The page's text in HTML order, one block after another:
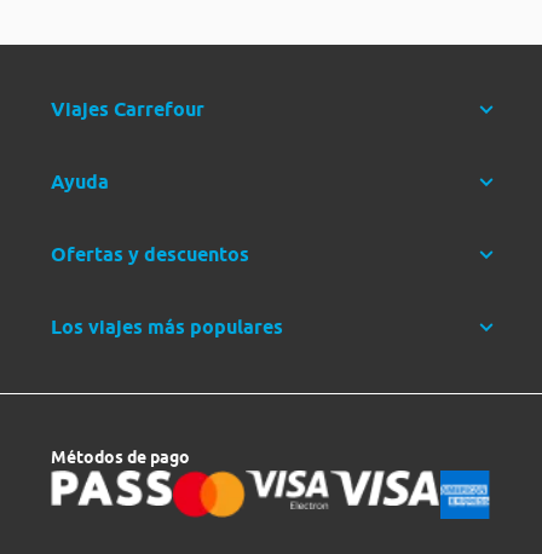
Viajes Carrefour
Ayuda
Ofertas y descuentos
Los viajes más populares
Métodos de pago